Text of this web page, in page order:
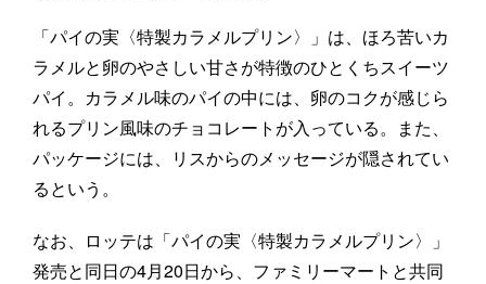
「パイの実〈特製カラメルプリン〉」は、ほろ苦いカ
ラメルと卵のやさしい甘さが特徴のひとくちスイーツ
パイ。カラメル味のパイの中には、卵のコクが感じら
れるプリン風味のチョコレートが入っている。また、
パッケージには、リスからのメッセージが隠されてい
るという。
なお、ロッテは「パイの実〈特製カラメルプリン〉」
発売と同日の4月20日から、ファミリーマートと共同